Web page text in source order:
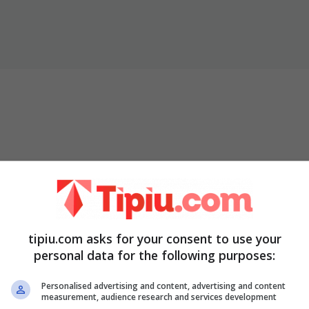
tipiu.com asks for your consent to use your
personal data for the following purposes:
Personalised advertising and content, advertising and content
measurement, audience research and services development